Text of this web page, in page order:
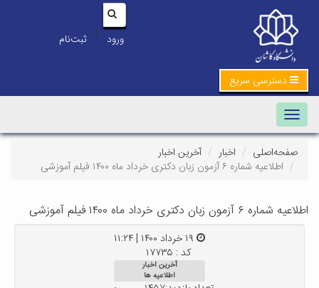
ورود | ثبت‌نام
دسترسی سریع
Toggle navigation
صفحه‌اصلی اخبار
آخرین اخبار
اطلاعیه شماره ۶ آزمون زبان دکتری خرداد ماه ۱۴۰۰ فیلم آموزشی
اطلاعیه شماره ۶ آزمون زبان دکتری خرداد ماه ۱۴۰۰ فیلم آموزشی
کد : ۱۷۷۳۵
آخرین اخبار
اطلاعیه ها